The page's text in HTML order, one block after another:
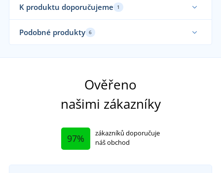
K produktu doporučujeme 1
Podobné produkty 6
Ověřeno
našimi zákazníky
97%
zákazníků doporučuje
náš obchod